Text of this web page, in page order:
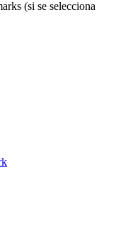
(si se selecciona